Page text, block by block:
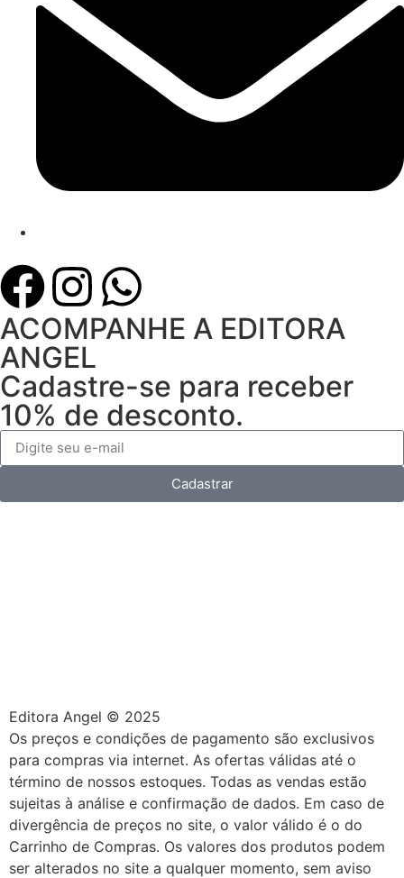
ACOMPANHE A EDITORA
ANGEL
Cadastre-se para receber
10% de desconto.
Cadastrar
Editora Angel © 2025
Os preços e condições de pagamento são exclusivos
para compras via internet. As ofertas válidas até o
término de nossos estoques. Todas as vendas estão
sujeitas à análise e confirmação de dados. Em caso de
divergência de preços no site, o valor válido é o do
Carrinho de Compras. Os valores dos produtos podem
ser alterados no site a qualquer momento, sem aviso